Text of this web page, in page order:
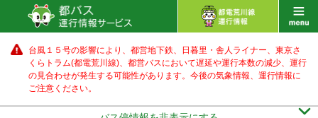
台風１５号の影響により、都営地下鉄、日暮里・舎人ライナー、東京さ
くらトラム(都電荒川線)、都営バスにおいて遅延や運行本数の減少、運行
の見合わせが発生する可能性があります。 今後の気象情報、運行情報に
ご注意ください。
